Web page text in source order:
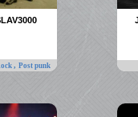
,Post punk